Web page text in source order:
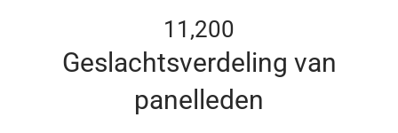
11,200
Geslachtsverdeling van
panelleden